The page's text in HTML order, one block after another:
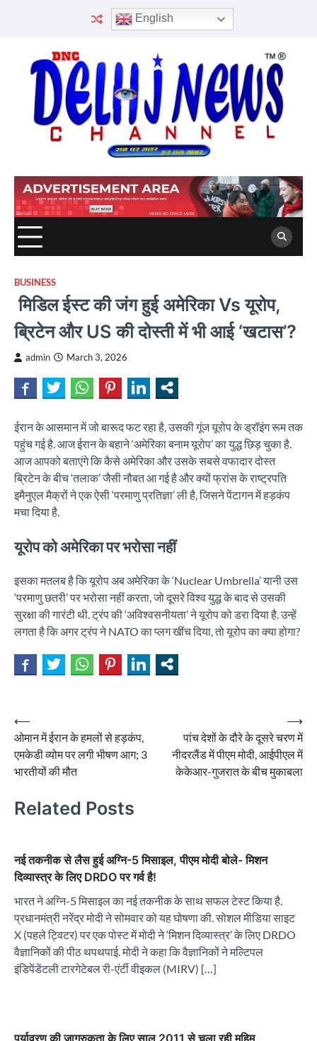
English
BUSINESS
मिडिल ईस्ट की जंग हुई अमेरिका Vs यूरोप,
ब्रिटेन और US की दोस्ती में भी आई ‘खटास’?
admin March 3, 2026
ईरान के आसमान में जो बारूद फट रहा है, उसकी गूंज यूरोप के ड्रॉइंग रूम तक
पहुंच गई है. आज ईरान के बहाने ‘अमेरिका बनाम यूरोप’ का युद्ध छिड़ चुका है.
आज आपको बताएंगे कि कैसे अमेरिका और उसके सबसे वफादार दोस्त
ब्रिटेन के बीच ‘तलाक’ जैसी नौबत आ गई है और क्यों फ्रांस के राष्ट्रपति
इमैनुएल मैक्रों ने एक ऐसी ‘परमाणु प्रतिज्ञा’ ली है, जिसने पेंटागन में हड़कंप
मचा दिया है.
यूरोप को अमेरिका पर भरोसा नहीं
इसका मतलब है कि यूरोप अब अमेरिका के ‘Nuclear Umbrella’ यानी उस
‘परमाणु छतरी’ पर भरोसा नहीं करता, जो दूसरे विश्व युद्ध के बाद से उसकी
सुरक्षा की गारंटी थी. ट्रंप की ‘अविश्वसनीयता’ ने यूरोप को डरा दिया है. उन्हें
लगता है कि अगर ट्रंप ने NATO का प्लग खींच दिया, तो यूरोप का क्या होगा?
Post
navigation
⟵
ओमान में ईरान के हमलों से हड़कंप,
एमकेडी व्योम पर लगी भीषण आग; 3
भारतीयों की मौत
पांच देशों के दौरे के दूसरे चरण में
नीदरलैंड में पीएम मोदी, आईपीएल में
केकेआर-गुजरात के बीच मुकाबला
⟶
Related Posts
नई तकनीक से लैस हुई अग्नि-5 मिसाइल, पीएम मोदी बोले- मिशन
दिव्यास्त्र के लिए DRDO पर गर्व है!
भारत ने अग्नि-5 मिसाइल का नई तकनीक के साथ सफल टेस्ट किया है.
प्रधानमंत्री नरेंद्र मोदी ने सोमवार को यह घोषणा की. सोशल मीडिया साइट
X (पहले ट्विटर) पर एक पोस्ट में मोदी ने ‘मिशन दिव्यास्त्र’ के लिए DRDO
वैज्ञानिकों की पीठ थपथपाई. मोदी ने कहा कि वैज्ञानिकों ने मल्टिपल
इंडिपेंडेंटली टारगेटेबल री-एंर्टी वीइकल (MIRV) […]
पर्यावरण की जागरुकता के लिए साल 2011 से चला रही मुहिम